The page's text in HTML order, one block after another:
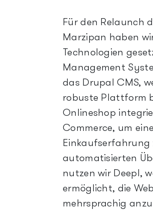
Für den Relaunch
Marzipan haben
Technologien
Management
das Drupal CMS,
robuste Plattform
Onlineshop
Commerce, um
Einkaufserfahrung
automatisierten
nutzen wir Deepl,
ermöglicht, die
mehrsprachig